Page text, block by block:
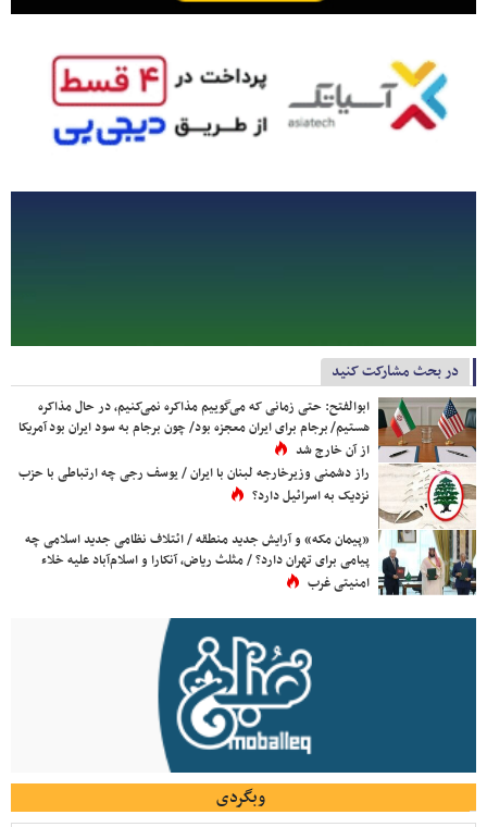
در بحث مشارکت کنید
ابوالفتح: حتی زمانی که می‌گوییم مذاکره نمی‌کنیم، در حال مذاکره
هستیم/ برجام برای ایران معجزه بود/ چون برجام به سود ایران بود آمریکا
از آن خارج شد
راز دشمنی وزیرخارجه لبنان با ایران / یوسف رجی چه ارتباطی با حزب
نزدیک به اسرائیل دارد؟
«پیمان مکه» و آرایش جدید منطقه / ائتلاف نظامی جدید اسلامی چه
پیامی برای تهران دارد؟ / مثلث ریاض، آنکارا و اسلام‌آباد علیه خلاء
امنیتی غرب
وبگردی